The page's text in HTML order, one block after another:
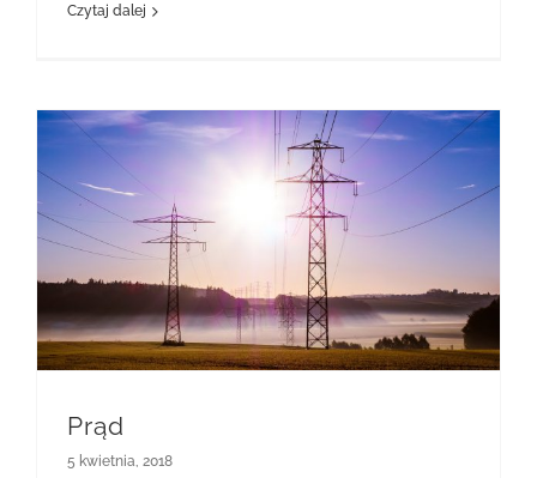
Czytaj dalej
Prąd
5 kwietnia, 2018